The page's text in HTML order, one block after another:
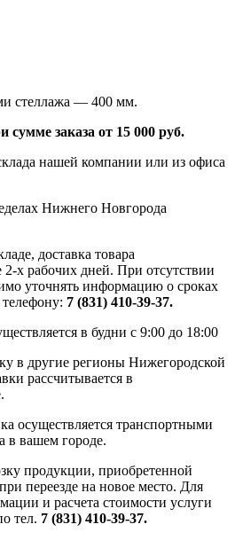
стеллажа — 400 мм.
сумме заказа от 15 000 руб.
нашей компании или из офиса
Нижнего Новгорода
доставка товара
2-х рабочих дней. При отсутствии
уточнять информацию о сроках
7 (831) 410-39-37.
в будни с 9:00 до 18:00
в другие регионы Нижегородской
рассчитывается в
осуществляется транспортными
в вашем городе.
продукции, приобретенной
переезде на новое место. Для
и расчета стоимости услуги
тел. 7 (831) 410-39-37.